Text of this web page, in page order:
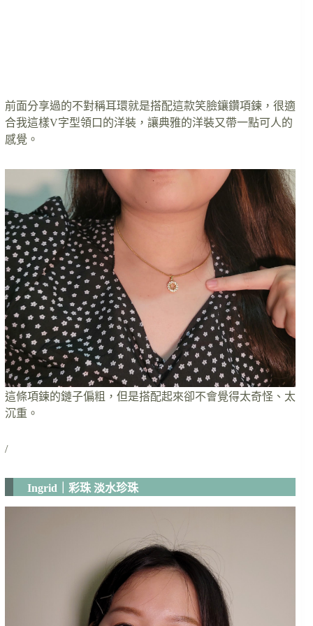
前面分享過的不對稱耳環就是搭配這款笑臉鑲鑽項鍊，很適
合我這樣V字型領口的洋裝，讓典雅的洋裝又帶一點可人的
感覺。
這條項鍊的鏈子偏粗，但是搭配起來卻不會覺得太奇怪、太
沉重。
/
Ingrid｜彩珠 淡水珍珠